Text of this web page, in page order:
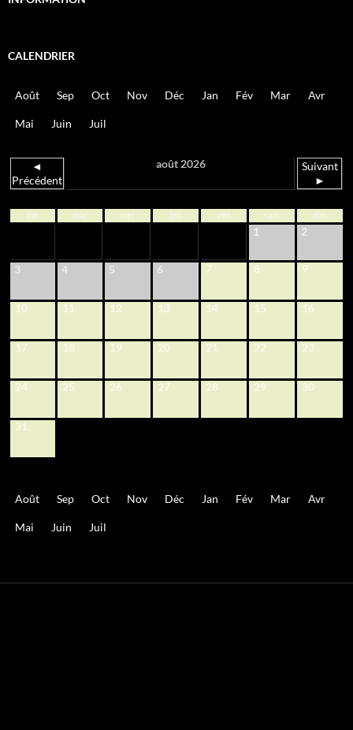
CALENDRIER
Août Sep Oct Nov Déc Jan Fév Mar Avr
Mai Juin Juil
◄
Précédent
août 2026
Suivant
►
lun mar mer jeu ven sam dim
1 2
3 4 5 6 7 8 9
10 11 12 13 14 15 16
17 18 19 20 21 22 23
24 25 26 27 28 29 30
31
Août Sep Oct Nov Déc Jan Fév Mar Avr
Mai Juin Juil